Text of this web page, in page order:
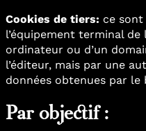
Cookies de tiers: ce sont
l’équipement terminal
ordinateur ou d’un
l’éditeur, mais par une
données obtenues par le
Par objectif :